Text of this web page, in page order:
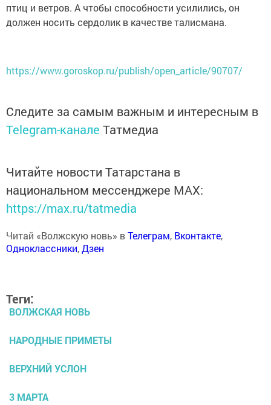
птиц и ветров. А чтобы способности усилились, он
должен носить сердолик в качестве талисмана.
https://www.goroskop.ru/publish/open_article/90707/
Следите за самым важным и интересным в
Telegram-канале Татмедиа
Читайте новости Татарстана в
национальном мессенджере MАХ:
https://max.ru/tatmedia
Читай «Волжскую новь» вТелеграм, Вконтакте,
Одноклассники,Дзен
Теги:
ВОЛЖСКАЯ НОВЬ
НАРОДНЫЕ ПРИМЕТЫ
ВЕРХНИЙ УСЛОН
3 МАРТА